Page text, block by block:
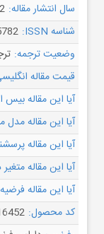
سال انتشار مقاله:
شناسه ISSN:
وضعیت ترجمه:
قیمت مقاله
آیا این مقاله
آیا این مقاله مدل
آیا این مقاله
آیا این مقاله متغیر
آیا این مقاله
کد محصول: